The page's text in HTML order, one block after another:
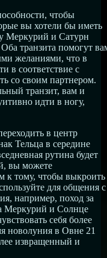
чтобы
вы хотели бы иметь
Меркурий и Сатурн
транзита помогут
желаниями, что в
в соответствие с
со своим партнером.
транзит, вам и
идти в ногу,
в центр
Тельца в середине
рутина будет
вы можете
к тому, чтобы выкроить
для общения с
например, поход за
Меркурий и Солнце
себя более
новолуния в Овне 21
извращенный и